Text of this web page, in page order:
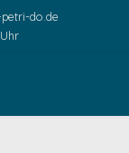
do.de